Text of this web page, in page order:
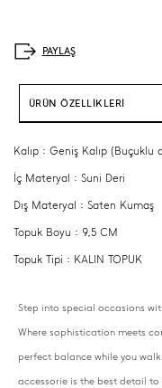
ÜRÜN ÖZELLİKLERİ
Kalıp : Geniş Kalıp
İç Materyal : Suni Deri
Dış Materyal : Saten Kumaş
Topuk Boyu : 9,5 CM
Topuk Tipi : KALIN TOPUK
Step into special occasions
Where sophistication meets
perfect balance while you
accessorie is the best detail